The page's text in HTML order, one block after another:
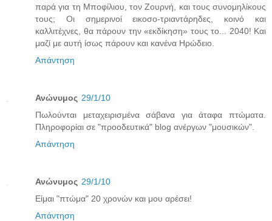
παρά για τη Μποφίλιου, τον Ζουρνή, και τους συνομηλίκους
τους; Οι σημερινοί εικοσο-τριαντάρηδες, κοινό και
καλλιτέχνες, θα πάρουν την «εκδίκηση» τους το... 2040! Και
μαζί με αυτή ίσως πάρουν και κανένα Ηρώδειο.
Απάντηση
Ανώνυμος 29/1/10
Πωλούνται μεταχειρισμένα σάβανα για άταφα πτώματα.
Πληροφορίαι σε "προοδευτικά" blog ανέργων "μουσικών".
Απάντηση
Ανώνυμος 29/1/10
Είμαι "πτώμα" 20 χρονών και μου αρέσει!
Απάντηση